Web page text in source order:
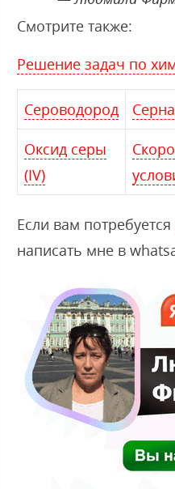
Смотрите также:
Решение задач по
Сероводород
Оксид серы
(IV)
Если вам потребуется
написать мне в